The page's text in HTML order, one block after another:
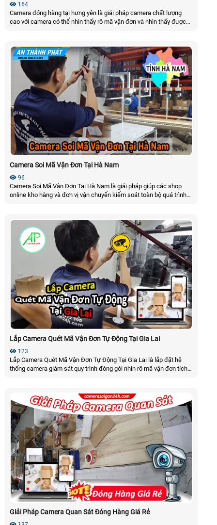
164
Camera đóng hàng tại hưng yên là giải pháp camera chất lượng
cao với camera có thể nhìn thấy rõ mã vận đơn và nhìn thấy được
mình một cách dễ dàng
Camera Soi Mã Vận Đơn Tại Hà Nam
96
Camera Soi Mã Vận Đơn Tại Hà Nam là giải pháp giúp các shop
online kho hàng và đơn vị vận chuyển kiểm soát toàn bộ quá trình
khi phát sinh khiếu nại hoặc tranh chấp từ khách hàng
Lắp Camera Quét Mã Vận Đơn Tự Động Tại Gia Lai
123
Lắp Camera Quét Mã Vận Đơn Tự Động Tại Gia Lai là lắp đặt hệ
thống camera giám sát quy trình đóng gói nhìn rõ mã vận đơn tích
tra cứu và tải video trước tiếp trên phần mềm
Giải Pháp Camera Quan Sát Đóng Hàng Giá Rẻ